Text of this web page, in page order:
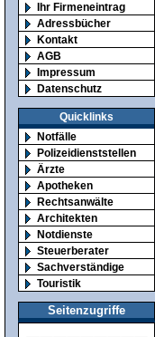
Ihr Firmeneintrag
Adressbücher
Kontakt
AGB
Impressum
Datenschutz
Quicklinks
Notfälle
Polizeidienststellen
Ärzte
Apotheken
Rechtsanwälte
Architekten
Notdienste
Steuerberater
Sachverständige
Touristik
Seitenzugriffe